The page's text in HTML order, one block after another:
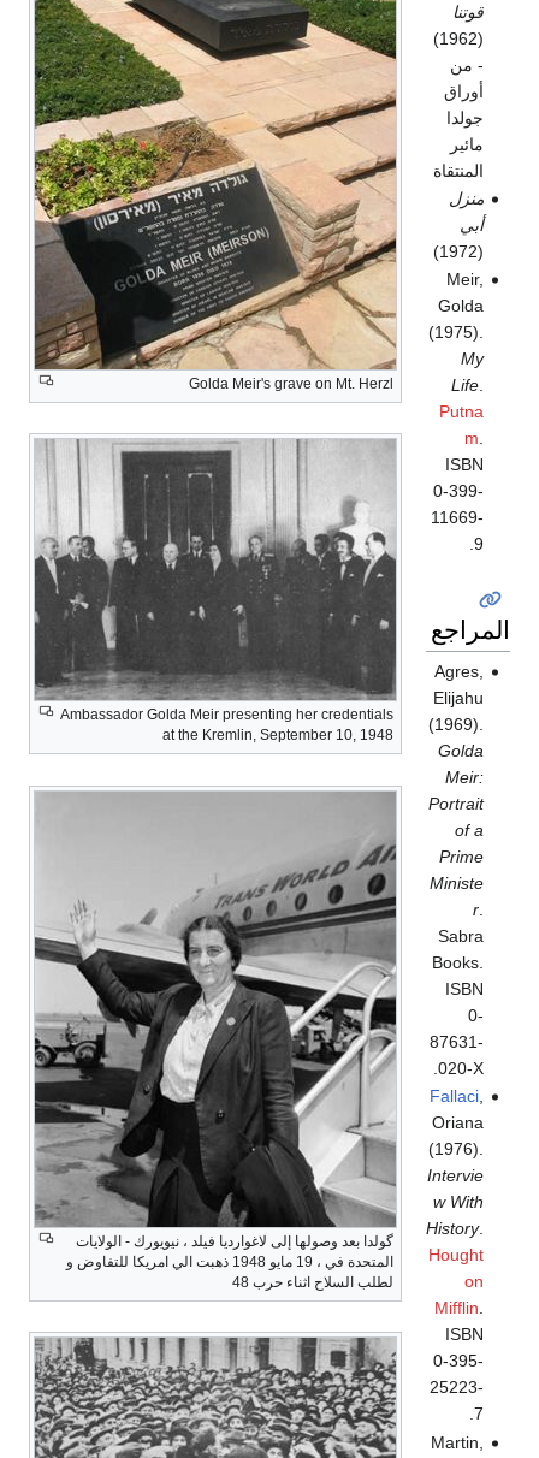
Golda Meir's grave on Mt. Herzl
Ambassador Golda Meir presenting her credentials
at the Kremlin, September 10, 1948
گولدا بعد وصولها إلى لاغوارديا فيلد ، نيويورك - الولايات
المتحدة في ، 19 مايو 1948 ذهبت الي امريكا للتفاوض و
لطلب السلاح اثناء حرب 48
قوتنا
(1962)
- من
أوراق
جولدا
مائير
المنتقاة
منزل
أبي
(1972)
Meir,
Golda
(1975).
My
Life.
Putna
m.
ISBN
0-399-
11669-
9.
المراجع
Agres,
Elijahu
(1969).
Golda
Meir:
Portrait
of a
Prime
Ministe
r.
Sabra
Books.
ISBN
0-
87631-
020-X.
Fallaci,
Oriana
(1976).
Intervie
w With
History.
Hought
on
Mifflin
ISBN
0-395-
25223-
7.
Martin,